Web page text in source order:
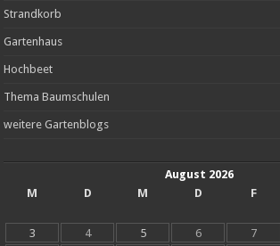
Strandkorb
Gartenhaus
Hochbeet
Thema Baumschulen
weitere Gartenblogs
August 2026
M
D M D F
3
4 5 6 7